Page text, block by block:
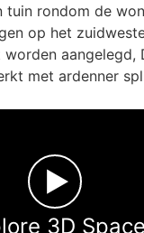
tuin rondom de
op het
worden aangelegd,
met ardenner
►
3D Space